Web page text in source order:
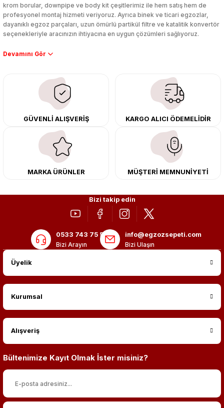
krom borular, downpipe ve body kit çeşitlerimiz ile hem satış hem de
profesyonel montaj hizmeti veriyoruz. Ayrıca binek ve ticari egzozlar,
dayanıklı egzoz parçaları, uzun ömürlü partikül filtre ve katalitik konvertör
seçenekleriyle aracınızın ihtiyacına en uygun çözümleri sağlıyoruz.
Performans artışı isteyen sürücüler için özel performans egzozları ve
çıkma orijinal ürünler ile yenileyebilir, body kit uygulamalarıyla aracınızın
tasarımını ve aerodinamisini üst seviyeye taşıyabilirsiniz.
Tüm ürünlerimiz orijinal, dayanıklı ve uzun ömürlüdür. İstanbul’daki montaj
merkezimizde profesyonel montaj yapıyor, Türkiye’nin her yerine güvenli
kargo ile teslimat gerçekleştiriyoruz. Aracınıza değer katmak için doğru
adres: Egzoz Sepeti.
GÜVENLİ ALIŞVERİŞ KARGO ALICI ÖDEMELİDİR
MARKA ÜRÜNLER MÜŞTERİ MEMNUNİYETİ
Bizi takip edin
0533 743 75 56
Bizi Arayın
info@egzozsepeti.com
Bizi Ulaşın
Üyelik
Kurumsal
Alışveriş
Bültenimize Kayıt Olmak İster misiniz?